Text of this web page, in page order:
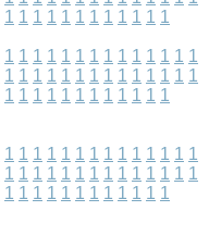
1 1 1 1 1 1 1 1 1 1 1 1
1 1 1 1 1 1 1 1 1 1 1 1 1 1
1 1 1 1 1 1 1 1 1 1 1 1 1 1
1 1 1 1 1 1 1 1 1 1 1 1
1 1 1 1 1 1 1 1 1 1 1 1 1 1
1 1 1 1 1 1 1 1 1 1 1 1 1 1
1 1 1 1 1 1 1 1 1 1 1 1